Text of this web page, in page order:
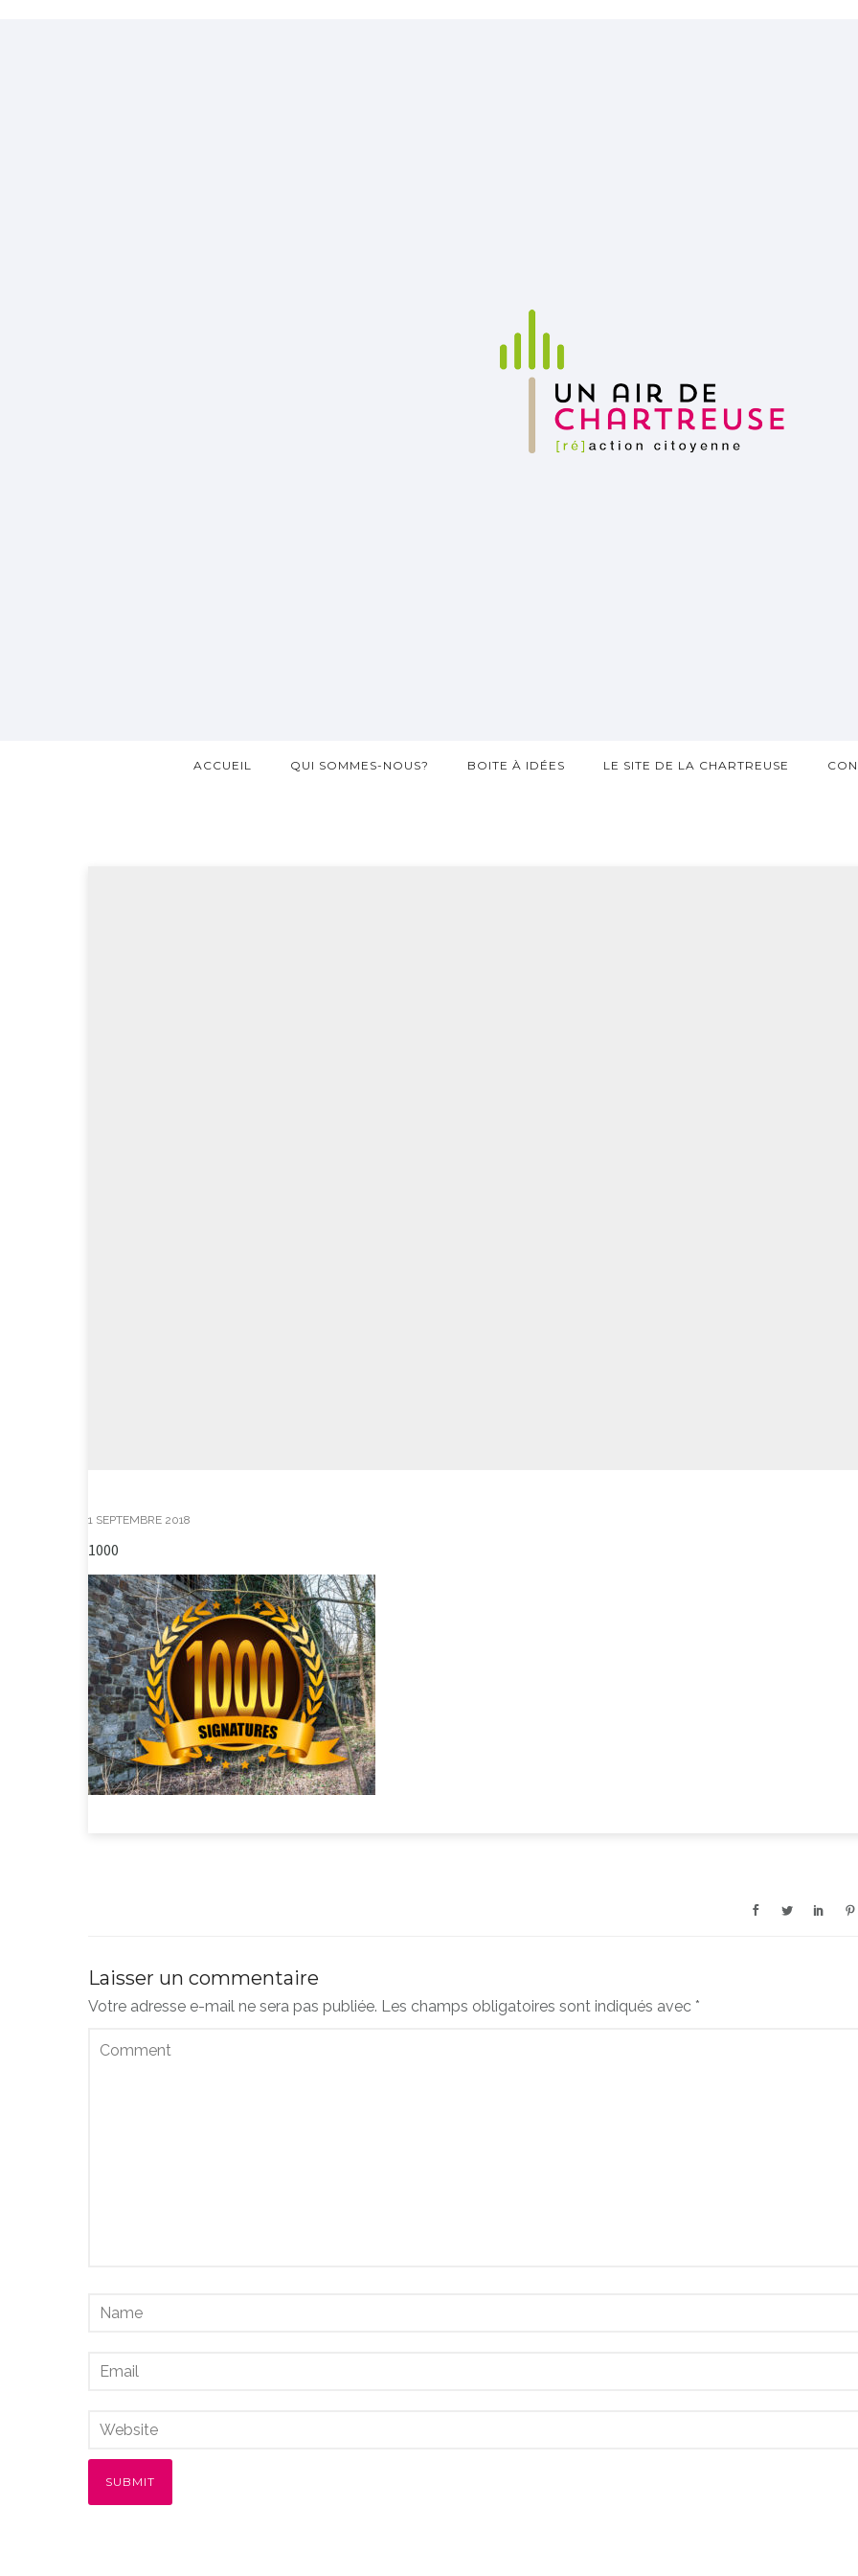
ACCUEIL QUI SOMMES-NOUS? BOITE À IDÉES LE SITE DE LA CHARTREUSE
1 SEPTEMBRE 2018
1000
Laisser un commentaire
Votre adresse e-mail ne sera pas publiée. Les champs obligatoires sont indiqués avec *